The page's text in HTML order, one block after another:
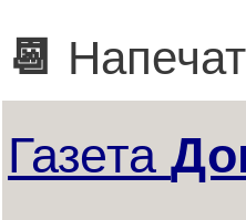
📆
Газета